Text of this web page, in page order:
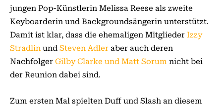
jungen Pop-Künstlerin Melissa Reese als zweite
Keyboarderin und Backgroundsängerin unterstützt.
Damit ist klar, dass die ehemaligen Mitglieder Izzy
Stradlin und Steven Adler aber auch deren
Nachfolger Gilby Clarke und Matt Sorum nicht bei
der Reunion dabei sind.
Zum ersten Mal spielten Duff und Slash an diesem